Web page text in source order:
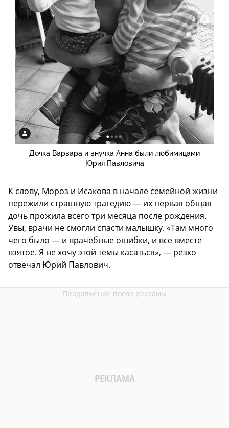
Дочка Варвара и внучка Анна были любимицами
Юрия Павловича
К слову, Мороз и Исакова в начале семейной жизни
пережили страшную трагедию — их первая общая
дочь прожила всего три месяца после рождения.
Увы, врачи не смогли спасти малышку. «Там много
чего было — и врачебные ошибки, и все вместе
взятое. Я не хочу этой темы касаться», — резко
отвечал Юрий Павлович.